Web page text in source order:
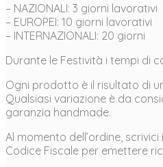
– NAZIONALI: 3 giorni lavorativi
– EUROPEI: 10 giorni lavorativi
– INTERNAZIONALI: 20 giorni
Durante le Festività i tempi di
Ogni prodotto è il risultato di
Qualsiasi variazione è da
garanzia handmade.
Al momento dell’ordine,
Codice Fiscale per emettere